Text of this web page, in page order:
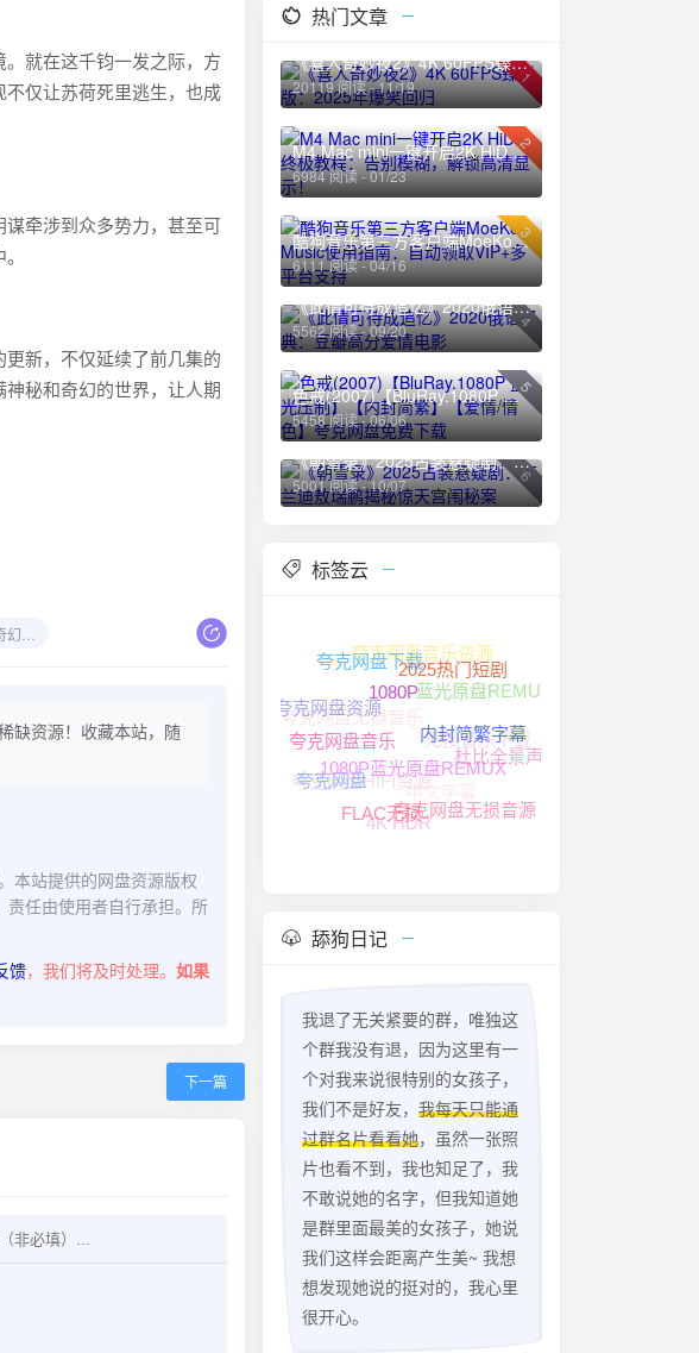
就在这千钧一发之际，方
仅让苏荷死里逃生，也成
牵涉到众多势力，甚至可
新，不仅延续了前几集的
秘和奇幻的世界，让人期
险
缺资源！收藏本站，随
本站提供的网盘资源版权
任由使用者自行承担。所
馈，我们将及时处理。 如果
下一篇
热门文章
1
《喜人奇妙夜2》4K 60FPS臻彩版：2025年爆笑回归
20119 阅读 - 11/19
2
M4 Mac mini一键开启2K HiDPI终极教程：告别模糊，解锁高清显示！
6984 阅读 - 01/23
3
酷狗音乐第三方客户端MoeKoe Music使用指南：自动领取VIP+多平台支持
6111 阅读 - 04/16
4
《此情可待成追忆》2020俄语经典：豆瓣高分爱情电影
5562 阅读 - 09/20
5
色戒(2007)【BluRay.1080P 蓝光压制】【内封简繁】【爱情/情色】夸克网盘免费下载
5458 阅读 - 06/06
6
《朝雪录》2025古装悬疑剧：李兰迪敖瑞鹏揭秘惊天宫闱秘案
5001 阅读 - 10/07
标签云
夸克网盘无损音乐
夸克网盘资源
夸克网盘下载
夸克网盘音乐资源
1080P高清资源
1080P高清
夸克网盘HIFI资源
夸克网盘
夸克网盘音乐
1080P
2025热门短剧
蓝光原盘REMUX
无损音乐下载
中文字幕
4K HDR
FLAC无损
1080P蓝光原盘REMUX
内封简繁字幕
杜比全景声
夸克网盘无损音源
舔狗日记
我退了无关紧要的群，唯独这
个群我没有退，因为这里有一
个对我来说很特别的女孩子，
我们不是好友， 我每天只能通
过群名片看看她，虽然一张照
片也看不到，我也知足了，我
不敢说她的名字，但我知道她
是群里面最美的女孩子，她说
我们这样会距离产生美~ 我想
想发现她说的挺对的，我心里
很开心。